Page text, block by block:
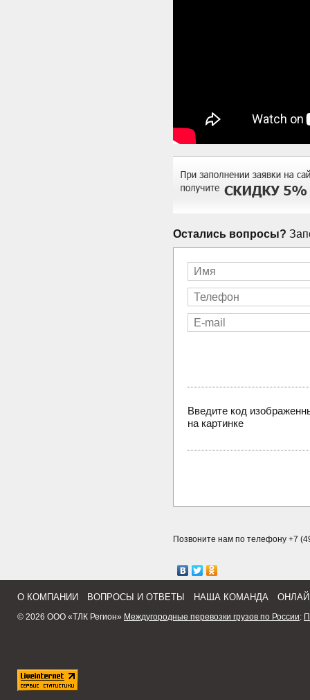
Остались вопросы?
Введите код
на картинке
Позвоните нам по телефону +7
О КОМПАНИИ ВОПРОСЫ И ОТВЕТЫ НАША КОМАНДА
© 2026 ООО «ТЛК Регион» Междугородные перевозки грузов по России: